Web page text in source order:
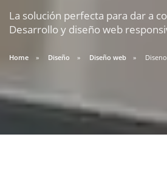
La solución perfecta para dar a
Desarrollo y diseño web
Home Diseño Diseño web
soporte@webseo.cl